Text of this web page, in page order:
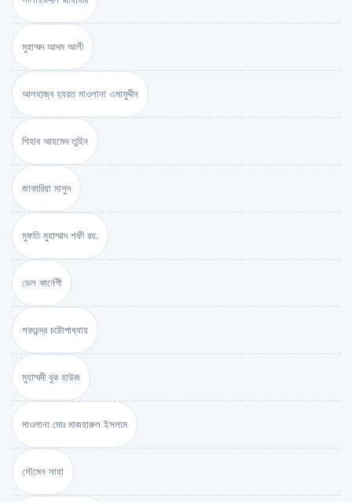
মুহাম্মদ আদম আলী
আলহাজ্ব হযরত মাওলানা এমামুদ্দীন
শিহাব আহমেদ তুহিন
জাকারিয়া মাসুদ
মুফতি মুহাম্মাদ শফী রহ.
ডেল কার্নেগী
শরৎচন্দ্র চট্টোপাধ্যায়
মুহাম্মদী বুক হাউজ
মাওলানা মোঃ মাজহারুল ইসলাম
সৌমেন সাহা